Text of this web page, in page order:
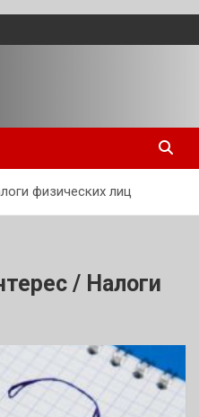
физических лиц
/ Налоги